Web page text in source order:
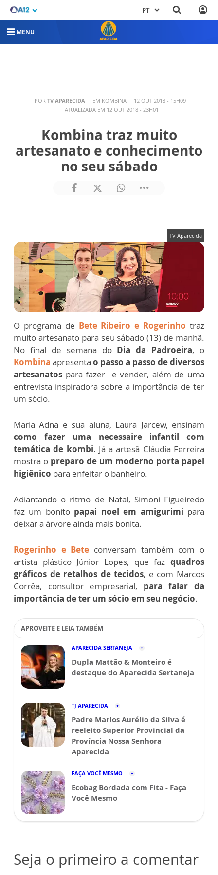
PT
MENU
POR TV APARECIDA EM KOMBINA
12 OUT 2018 - 15H09
ATUALIZADA EM 12 OUT 2018 - 23H01
Kombina traz muito
artesanato e conhecimento
no seu sábado
TV Aparecida
O programa de Bete Ribeiro e Rogerinho traz
muito artesanato para seu sábado (13) de manhã.
No final de semana do Dia da Padroeira, o
Kombina apresenta o passo a passo de diversos
artesanatos para fazer e vender, além de uma
entrevista inspiradora sobre a importância de ter
um sócio.
Maria Adna e sua aluna, Laura Jarcew, ensinam
como fazer uma necessaire infantil com
temática de kombi. Já a artesã Cláudia Ferreira
mostra o preparo de um moderno porta papel
higiênico para enfeitar o banheiro.
Adiantando o ritmo de Natal, Simoni Figueiredo
faz um bonito papai noel em amigurimi para
deixar a árvore ainda mais bonita.
Rogerinho e Bete conversam também com o
artista plástico Júnior Lopes, que faz quadros
gráficos de retalhos de tecidos, e com Marcos
Corrêa, consultor empresarial, para falar da
importância de ter um sócio em seu negócio.
APROVEITE E LEIA TAMBÉM
APARECIDA SERTANEJA
Dupla Mattão & Monteiro é
destaque do Aparecida Sertaneja
TJ APARECIDA
Padre Marlos Aurélio da Silva é
reeleito Superior Provincial da
Província Nossa Senhora
Aparecida
FAÇA VOCÊ MESMO
Ecobag Bordada com Fita - Faça
Você Mesmo
Seja o primeiro a comentar